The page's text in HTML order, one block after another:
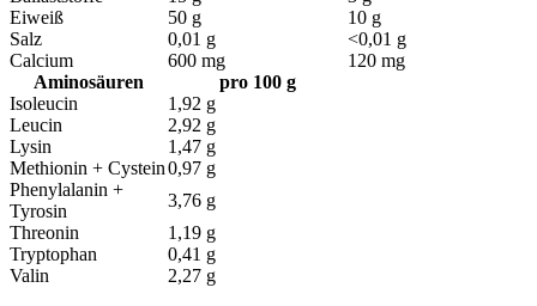
Eiweiß
50 g
10 g
Salz
0,01 g
<0,01 g
Calcium
600 mg
120 mg
Aminosäuren
pro 100 g
Isoleucin
1,92 g
Leucin
2,92 g
Lysin
1,47 g
Methionin + Cystein0,97 g
Phenylalanin +
Tyrosin
3,76 g
Threonin
1,19 g
Tryptophan
0,41 g
Valin
2,27 g